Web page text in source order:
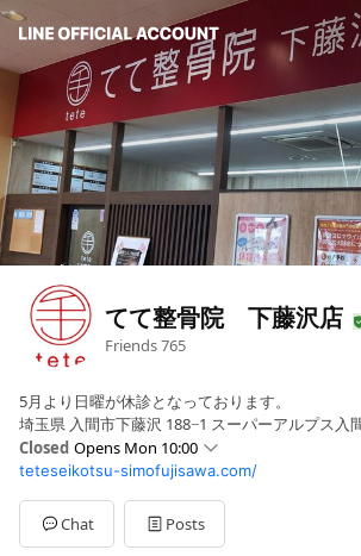
てて整骨院 下藤沢店
Friends765
5月より日曜が休診となっております。
埼玉県 入間市下藤沢 188−1 スーパーアルプス入
Closed Opens Mon 10:00
SunClosed
Mon10:00 - 20:00
Tue10:00 - 20:00
Wed10:00 - 20:00
teteseikotsu-simofujisawa.com/
Chat Posts